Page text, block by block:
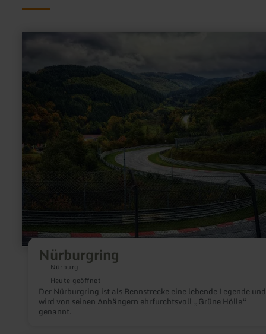
Nürburgring
Nürburg
Heute geöffnet
Der Nürburgring ist als Rennstrecke eine lebende Legende und
wird von seinen Anhängern ehrfurchtsvoll „Grüne Hölle“
genannt.
Nürburgring